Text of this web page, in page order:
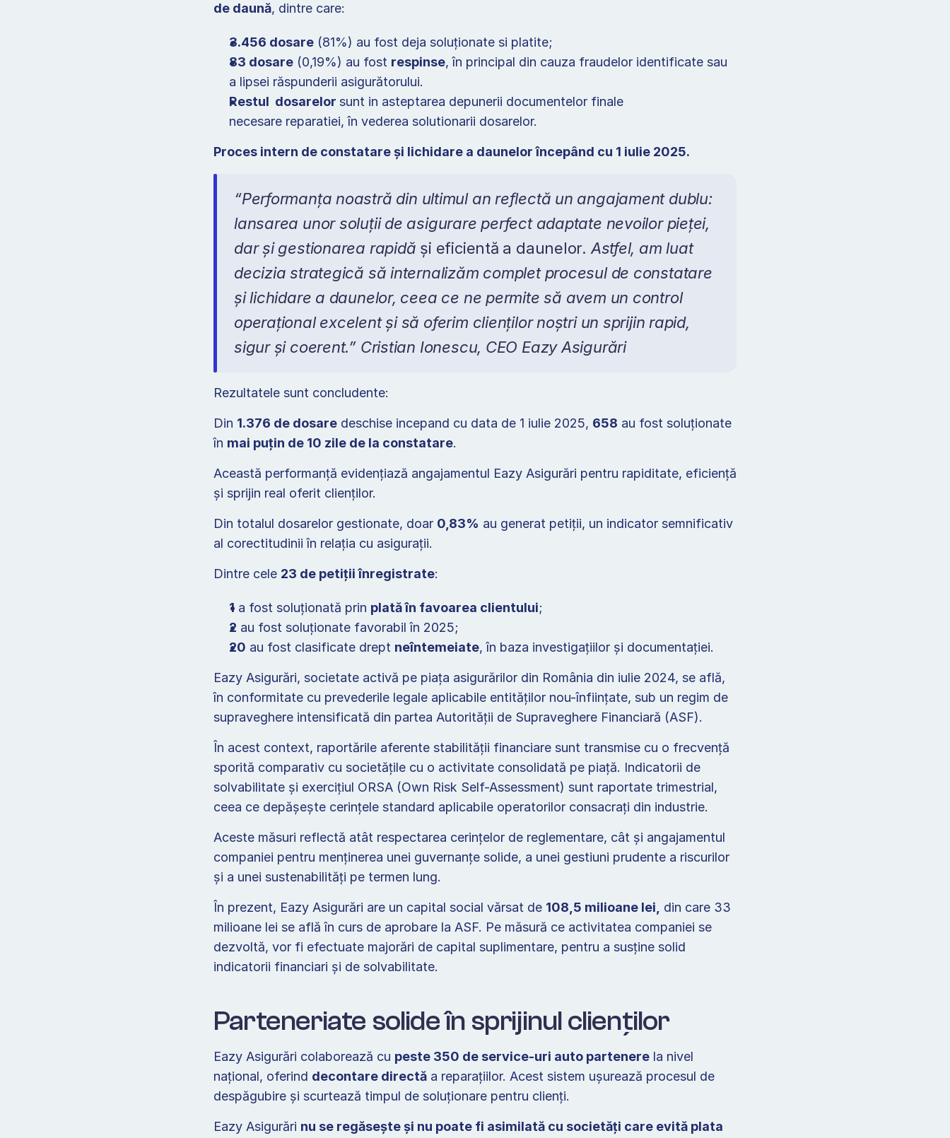
de daună, dintre care:
3.456 dosare (81%) au fost deja soluționate si platite;
83 dosare (0,19%) au fost respinse, în principal din cauza fraudelor identificate sau
a lipsei răspunderii asigurătorului.
Restul  dosarelor sunt in asteptarea depunerii documentelor finale
necesare reparatiei, în vederea solutionarii dosarelor.
Proces intern de constatare și lichidare a daunelor începând cu 1 iulie 2025.
“Performanța noastră din ultimul an reflectă un angajament dublu:
lansarea unor soluții de asigurare perfect adaptate nevoilor pieței,
dar și gestionarea rapidă și eficientă a daunelor. Astfel, am luat
decizia strategică să internalizăm complet procesul de constatare
și lichidare a daunelor, ceea ce ne permite să avem un control
operațional excelent și să oferim clienților noștri un sprijin rapid,
sigur și coerent.” Cristian Ionescu, CEO Eazy Asigurări
Rezultatele sunt concludente:
Din 1.376 de dosare deschise incepand cu data de 1 iulie 2025, 658 au fost soluționate
în mai puțin de 10 zile de la constatare.
Această performanță evidențiază angajamentul Eazy Asigurări pentru rapiditate, eficiență
și sprijin real oferit clienților.
Din totalul dosarelor gestionate, doar 0,83% au generat petiții, un indicator semnificativ
al corectitudinii în relația cu asigurații.
Dintre cele 23 de petiții înregistrate:
1 a fost soluționată prin plată în favoarea clientului;
2 au fost soluționate favorabil în 2025;
20 au fost clasificate drept neîntemeiate, în baza investigațiilor și documentației.
Eazy Asigurări, societate activă pe piața asigurărilor din România din iulie 2024, se află,
în conformitate cu prevederile legale aplicabile entităților nou-înființate, sub un regim de
supraveghere intensificată din partea Autorității de Supraveghere Financiară (ASF).
În acest context, raportările aferente stabilității financiare sunt transmise cu o frecvență
sporită comparativ cu societățile cu o activitate consolidată pe piață. Indicatorii de
solvabilitate și exercițiul ORSA (Own Risk Self-Assessment) sunt raportate trimestrial,
ceea ce depășește cerințele standard aplicabile operatorilor consacrați din industrie.
Aceste măsuri reflectă atât respectarea cerințelor de reglementare, cât și angajamentul
companiei pentru menținerea unei guvernanțe solide, a unei gestiuni prudente a riscurilor
și a unei sustenabilități pe termen lung.
În prezent, Eazy Asigurări are un capital social vărsat de 108,5 milioane lei,
din care 33
milioane lei se află în curs de aprobare la ASF. Pe măsură ce activitatea companiei se
dezvoltă, vor fi efectuate majorări de capital suplimentare, pentru a susține solid
indicatorii financiari și de solvabilitate.
Parteneriate solide în sprijinul clienților
Eazy Asigurări colaborează cu peste 350 de service-uri auto partenere la nivel
național, oferind decontare directă a reparațiilor. Acest sistem ușurează procesul de
despăgubire și scurtează timpul de soluționare pentru clienți.
Eazy Asigurări nu se regăsește și nu poate fi asimilată cu societăți care evită plata